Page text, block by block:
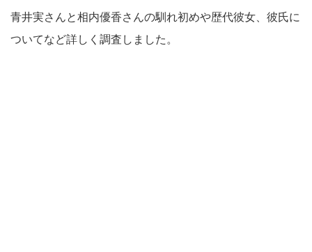
青井実さんと相内優香さんの馴れ初めや歴代彼女、彼氏に
ついてなど詳しく調査しました。